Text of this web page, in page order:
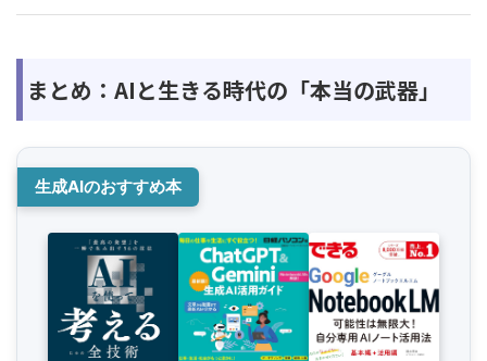
まとめ：AIと生きる時代の「本当の武器」
生成AIのおすすめ本